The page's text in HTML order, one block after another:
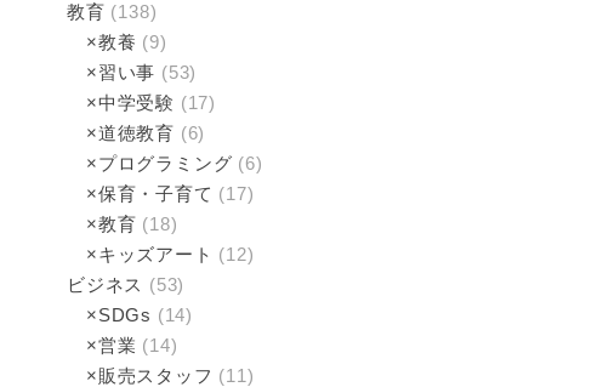
教育 (138)
×教養 (9)
×習い事 (53)
×中学受験 (17)
×道徳教育 (6)
×プログラミング (6)
×保育・子育て (17)
×教育 (18)
×キッズアート (12)
ビジネス (53)
×SDGs (14)
×営業 (14)
×販売スタッフ (11)